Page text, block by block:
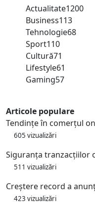
Actualitate1200
Business113
Tehnologie68
Sport110
Cultură71
Lifestyle61
Gaming57
Articole populare
Tendințe în comerțul
605 vizualizări
Siguranța tranzacțiilor
511 vizualizări
Creștere record a
423 vizualizări